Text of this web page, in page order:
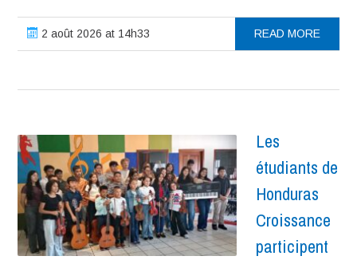
2 août 2026 at 14h33 READ MORE
Les
étudiants de
Honduras
Croissance
participent